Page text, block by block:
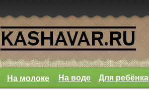
На молоке На воде Для ребёнка